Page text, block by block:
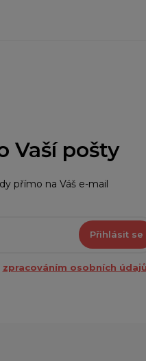
Vaší pošty
přímo na Váš e-mail
Přihlásit se
zpracováním osobních